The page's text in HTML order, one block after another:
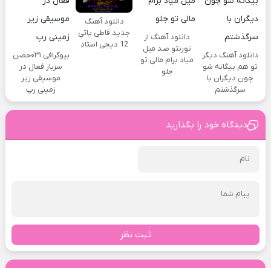
دانلود آهنگ دیگر
تو هم بیگانه شو
چون دیگران با
سرگذشتم
دانلود آهنگ از
تورنتو صد میل
میاد برام مالی تو
جلو
دانلود آهنگ
جدید قاطی پاتی
12 دیجی استاد
بیوگرافی ۰۳۱حصن
سرباز فعال در
موسیقی زیر
زمینی رپ
دیدگاه خود را بگذارید
ثبت نظر